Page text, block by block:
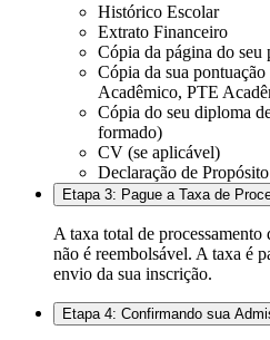
Histórico Escolar
Extrato Financeiro
Cópia da página do seu
Cópia da sua
Acadêmico, PTE
Cópia do seu diploma
formado)
CV (se aplicável)
Declaração de Propósito
Etapa 3: Pague a Taxa de
A taxa total de
não é reembolsável. A taxa é
envio da sua inscrição.
Etapa 4: Confirmando sua